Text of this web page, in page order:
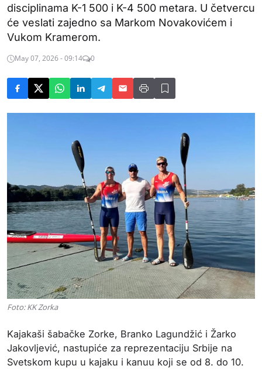
disciplinama K-1 500 i K-4 500 metara. U četvercu
će veslati zajedno sa Markom Novakovićem i
Vukom Kramerom.
May 07, 2026 - 09:14 0
Foto: KK Zorka
Kajakaši šabačke Zorke, Branko Lagundžić i Žarko
Jakovljević, nastupiće za reprezentaciju Srbije na
Svetskom kupu u kajaku i kanuu koji se od 8. do 10.